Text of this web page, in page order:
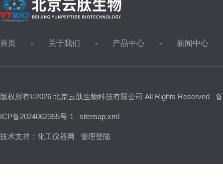
首页 关于我们 产品中心 新闻中心
版权所有©2026 北京云肽生物科技有限公司 All Rights Reserved
ICP备2024062355号-1 sitemap.xml
技术支持： 化工仪器网 管理登陆